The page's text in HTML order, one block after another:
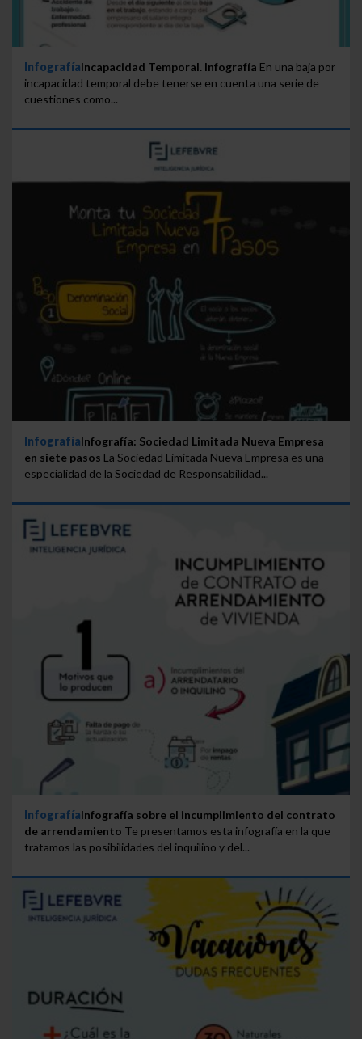
InfografíaIncapacidad Temporal. Infografía En una baja por
incapacidad temporal debe tenerse en cuenta una serie de
cuestiones como...
InfografíaInfografía: Sociedad Limitada Nueva Empresa
en siete pasos La Sociedad Limitada Nueva Empresa es una
especialidad de la Sociedad de Responsabilidad...
InfografíaInfografía sobre el incumplimiento del contrato
de arrendamiento Te presentamos esta infografía en la que
tratamos las posibilidades del inquilino y del...